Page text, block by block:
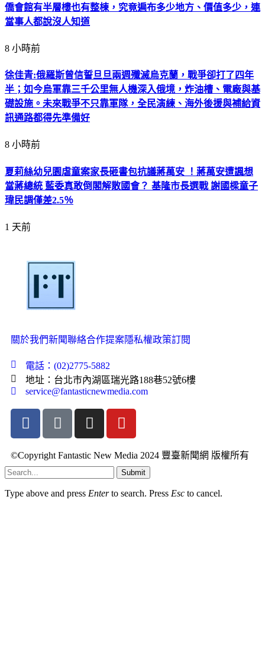
僑會館有半層樓也有整棟，究竟遍布多少地方、價值多少，連
當事人都說沒人知道
8 小時前
徐佳青:俄羅斯曾信誓旦旦兩週殲滅烏克蘭，戰爭卻打了四年
半；如今烏軍靠三千公里無人機深入俄境，炸油槽、電廠與基
礎設施。未來戰爭不只靠軍隊，全民演練、海外後援與補給資
訊通路都得先準備好
8 小時前
夏莉絲幼兒園虐童案家長砸書包抗議蔣萬安 ！蔣萬安遭諷想
當蔣總統 藍委真敢倒閣解散國會？ 基隆市長選戰 謝國樑童子
瑋民調僅差2.5％
1 天前
關於我們新聞聯絡合作提案隱私權政策訂閱
電話：(02)2775-5882
地址：台北市內湖區瑞光路188巷52號6樓
service@fantasticnewmedia.com
©Copyright Fantastic New Media 2024 豐臺新聞網 版權所有
Submit
Type above and press Enterto search. Press Esc to cancel.